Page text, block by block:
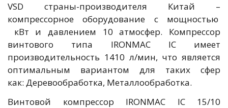
VSD страны-производителя Китай –
компрессорное оборудование с мощностью
кВт и давлением 10 атмосфер. Компрессор
винтового типа IRONMAC IC имеет
производительность 1410 л/мин, что является
оптимальным вариантом для таких сфер
как: Деревообработка, Металлообработка.
Винтовой компрессор IRONMAC IC 15/10